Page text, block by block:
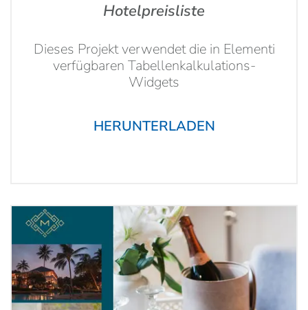
Hotelpreisliste
Dieses Projekt verwendet die in Elementi
verfügbaren Tabellenkalkulations-
Widgets
HERUNTERLADEN